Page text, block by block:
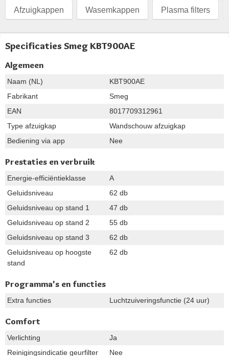
Afzuigkappen Wasemkappen Plasma filters
Specificaties Smeg KBT900AE
Algemeen
Naam (NL)
KBT900AE
Fabrikant
Smeg
EAN
8017709312961
Type afzuigkap
Wandschouw afzuigkap
Bediening via app
Nee
Prestaties en verbruik
Energie-efficiëntieklasse
A
Geluidsniveau
62 db
Geluidsniveau op stand 1
47 db
Geluidsniveau op stand 2
55 db
Geluidsniveau op stand 3
62 db
Geluidsniveau op hoogste
stand
62 db
Programma's en functies
Extra functies Luchtzuiveringsfunctie (24 uur)
Comfort
Verlichting
Ja
Reinigingsindicatie geurfilter
Nee